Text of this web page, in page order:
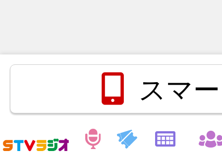
スマ